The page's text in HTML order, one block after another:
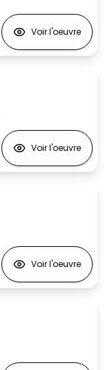
Voir l'oeuvre
Voir l'oeuvre
Voir l'oeuvre